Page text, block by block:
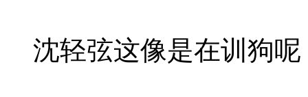
沈轻弦这像是在训狗呢